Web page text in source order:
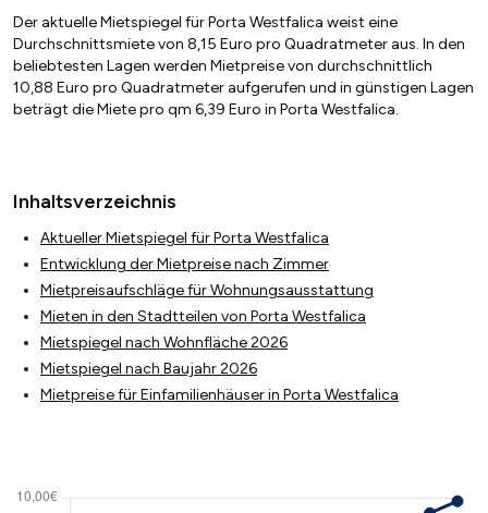
Der aktuelle Mietspiegel für Porta Westfalica weist eine
Durchschnittsmiete von 8,15 Euro pro Quadratmeter aus. In den
beliebtesten Lagen werden Mietpreise von durchschnittlich
10,88 Euro pro Quadratmeter aufgerufen und in günstigen Lagen
beträgt die Miete pro qm 6,39 Euro in Porta Westfalica.
Inhaltsverzeichnis
Aktueller Mietspiegel für Porta Westfalica
Entwicklung der Mietpreise nach Zimmer
Mietpreisaufschläge für Wohnungsausstattung
Mieten in den Stadtteilen von Porta Westfalica
Mietspiegel nach Wohnfläche 2026
Mietspiegel nach Baujahr 2026
Mietpreise für Einfamilienhäuser in Porta Westfalica